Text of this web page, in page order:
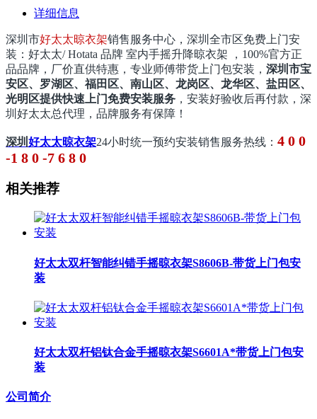
详细信息
深圳市好太太晾衣架销售服务中心，深圳全市区免费上门安
装： 好太太/ Hotata 品牌 室内手摇升降晾衣架 ，100%官方正
品品牌，厂价直供特惠， 专业师傅带货上门包安装 ， 深圳市宝
安区、罗湖区、福田区、南山区、龙岗区、龙华区、盐田区、
光明区提供快速上门免费安装服务 ，安装好验收后再付款，深
圳好太太总代理，品牌服务有保障！
深圳 好太太晾衣架24小时统一预约安装销售服务热线： 4 0 0
-1 8 0 -7 6 8 0
相关推荐
好太太双杆智能纠错手摇晾衣架S8606B-带货上门包安
装
好太太双杆铝钛合金手摇晾衣架S6601A*带货上门包安
装
公司简介